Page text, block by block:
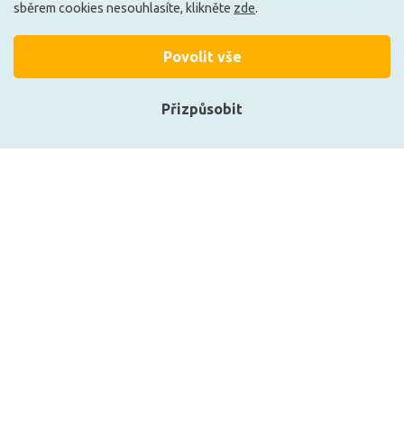
Načíst další
Ze stejné kolekce
sběrem cookies nesouhlasíte, klikněte zde.
Přizpůsobit
Povolit vše